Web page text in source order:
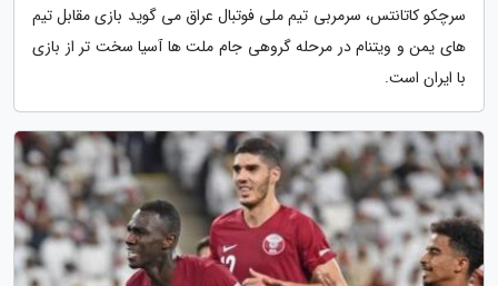
سرچکو کاتانتس، سرمربی تیم ملی فوتبال عراق می گوید بازی مقابل تیم
های یمن و ویتنام در مرحله گروهی جام ملت ها آسیا سخت تر از بازی
با ایران است.